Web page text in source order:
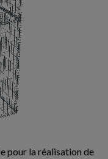
pour la réalisation de